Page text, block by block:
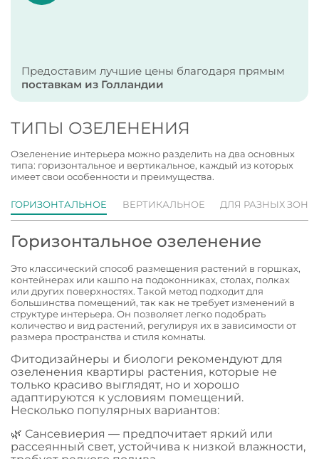
Предоставим лучшие цены благодаря прямым
поставкам из Голландии
ТИПЫ ОЗЕЛЕНЕНИЯ
Озеленение интерьера можно разделить на два основных
типа: горизонтальное и вертикальное, каждый из которых
имеет свои особенности и преимущества.
ГОРИЗОНТАЛЬНОЕ ВЕРТИКАЛЬНОЕ ДЛЯ РАЗНЫХ ЗОН
Горизонтальное озеленение
Это классический способ размещения растений в горшках,
контейнерах или кашпо на подоконниках, столах, полках
или других поверхностях. Такой метод подходит для
большинства помещений, так как не требует изменений в
структуре интерьера. Он позволяет легко подобрать
количество и вид растений, регулируя их в зависимости от
размера пространства и стиля комнаты.
Фитодизайнеры и биологи рекомендуют для
озеленения квартиры растения, которые не
только красиво выглядят, но и хорошо
адаптируются к условиям помещений.
Несколько популярных вариантов:
🌿 Сансевиерия — предпочитает яркий или
рассеянный свет, устойчива к низкой влажности,